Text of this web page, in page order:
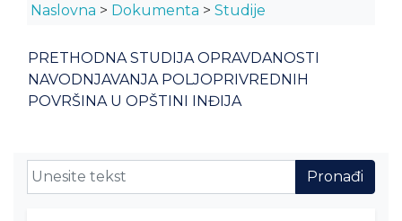
Naslovna > Dokumenta > Studije
PRETHODNA STUDIJA OPRAVDANOSTI
NAVODNJAVANJA POLJOPRIVREDNIH
POVRŠINA U OPŠTINI INĐIJA